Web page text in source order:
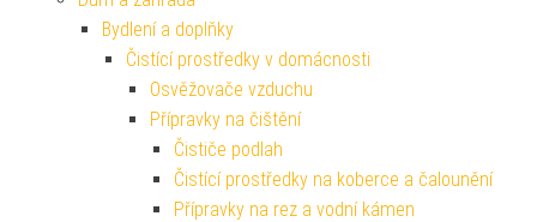
Bydlení a doplňky
Čistící prostředky v domácnosti
Osvěžovače vzduchu
Přípravky na čištění
Čističe podlah
Čistící prostředky na koberce a čalounění
Přípravky na rez a vodní kámen